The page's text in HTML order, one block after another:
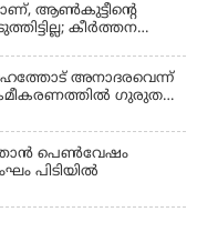
ആണ്‍കുട്ടീന്റെ
കീർത്തന
അനാദരവെന്ന്
ഗുരുതര
ആരോപണം
പെൺവേഷം
പിടിയിൽ